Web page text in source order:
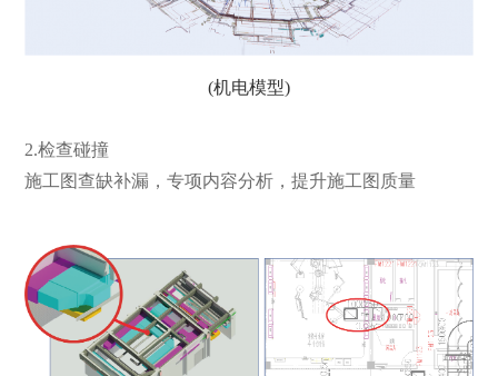
(机电模型)
2.检查碰撞
施工图查缺补漏，专项内容分析，提升施工图质量